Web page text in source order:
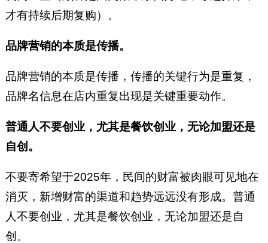
才有持续后期复购）。
品牌营销的本质是传播。
品牌营销的本质是传播，传播的关键行为是重复，
品牌名信息在店内重复出现是关键重要动作。
普通人不要创业，尤其是餐饮创业，无论加盟还是
自创。
不要寄希望于2025年，民间的财富被肉眼可见地在
消灭，新增财富的渠道和趋势远远没有形成。普通
人不要创业，尤其是餐饮创业，无论加盟还是自
创。